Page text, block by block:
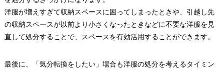
洋服が増えすぎて収納スペースに困ってしまったときや、引越し先
の収納スペースが以前より小さくなったときなどに不要な洋服を見
直して処分することで、スペースを有効活用することができます。
最後に、「気分転換をしたい」場合も洋服の処分を考えるタイミン